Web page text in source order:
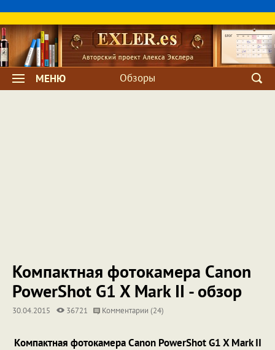
МЕНЮ Обзоры
Компактная фотокамера Canon
PowerShot G1 X Mark II - обзор
30.04.2015 36721 Комментарии (24)
Компактная фотокамера Canon PowerShot G1 X Mark II